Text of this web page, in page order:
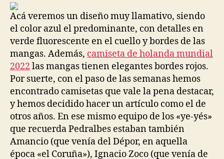
Acá veremos un diseño muy llamativo, siendo
el color azul el predominante, con detalles en
verde fluorescente en el cuello y bordes de las
mangas. Además, camiseta de holanda mundial
2022 las mangas tienen elegantes bordes rojos.
Por suerte, con el paso de las semanas hemos
encontrado camisetas que vale la pena destacar,
y hemos decidido hacer un artículo como el de
otros años. En ese mismo equipo de los «ye-yés»
que recuerda Pedralbes estaban también
Amancio (que venía del Dépor, en aquella
época «el Coruña»), Ignacio Zoco (que venía de